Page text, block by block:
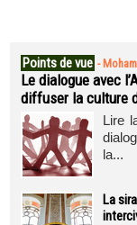
Points de vue -
Le dialogue avec
diffuser la culture
Lire
la...
La